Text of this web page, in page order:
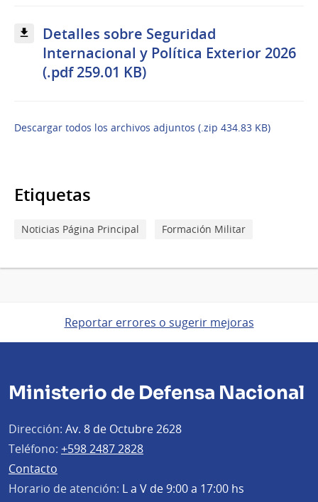
Detalles sobre Seguridad
Internacional y Política Exterior 2026
(.pdf 259.01 KB)
Descargar todos los archivos adjuntos (.zip 434.83 KB)
Etiquetas
Noticias Página Principal Formación Militar
Reportar errores o sugerir mejoras
Ministerio de Defensa Nacional
Dirección: Av. 8 de Octubre 2628
Teléfono: +598 2487 2828
Contacto
Horario de atención: L a V de 9:00 a 17:00 hs